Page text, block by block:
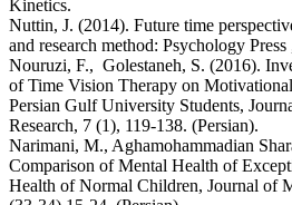
Kinetics.
Nuttin, J. (2014). Future time
and research method: Psychology
Nouruzi, F., Golestaneh, S. (2016).
of Time Vision Therapy on
Persian Gulf University Students,
Research, 7 (1), 119-138. (Persian).
Narimani, M., Aghamohammadian
Comparison of Mental Health of
Health of Normal Children, Journal of